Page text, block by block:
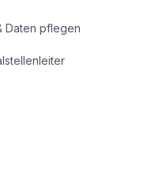
Daten pflegen